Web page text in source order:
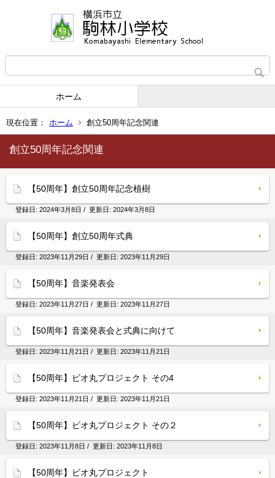
ホーム
現在位置： ホーム 創立50周年記念関連
創立50周年記念関連
【50周年】創立50周年記念植樹
登録日: 2024年3月8日 / 更新日: 2024年3月8日
【50周年】創立50周年式典
登録日: 2023年11月29日 / 更新日: 2023年11月29日
【50周年】音楽発表会
登録日: 2023年11月27日 / 更新日: 2023年11月27日
【50周年】音楽発表会と式典に向けて
登録日: 2023年11月21日 / 更新日: 2023年11月21日
【50周年】ビオ丸プロジェクト その4
登録日: 2023年11月21日 / 更新日: 2023年11月21日
【50周年】ビオ丸プロジェクト その２
登録日: 2023年11月8日 / 更新日: 2023年11月8日
【50周年】ビオ丸プロジェクト